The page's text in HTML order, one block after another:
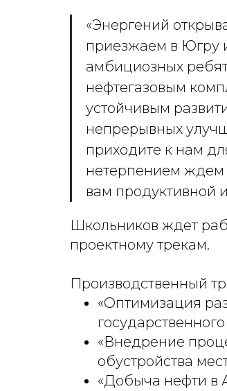
«Энергений
приезжаем в Югру
амбициозных
нефтегазовым
устойчивым
непрерывных
приходите к нам
нетерпением
вам продуктивной
Школьников ждет
проектному трекам.
Производственный
«Оптимизация
«Внедрение
обустройства
«Добыча нефти в